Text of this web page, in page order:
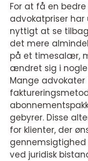
For at få en
advokatpriser har
nyttigt at se
det mere
på et timesalær,
ændret sig i
Mange
gebyrer. Disse
for klienter, der
ved juridisk